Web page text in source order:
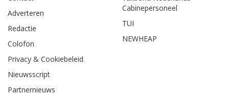
Adverteren
Redactie
Colofon
Privacy & Cookiebeleid
Nieuwsscript
Partnernieuws
Cabinepersoneel
TUI
NEWHEAP